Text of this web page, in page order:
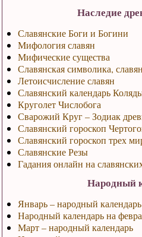
Наследие
Славянские Боги и Богини
Мифология славян
Мифические существа
Славянская символика,
Летоисчисление славян
Славянский календарь
Круголет Числобога
Сварожий Круг – Зодиак
Славянский гороскоп
Славянский гороскоп трех
Славянские Резы
Гадания онлайн на
Народный
Январь – народный календарь
Народный календарь на
Март – народный календарь